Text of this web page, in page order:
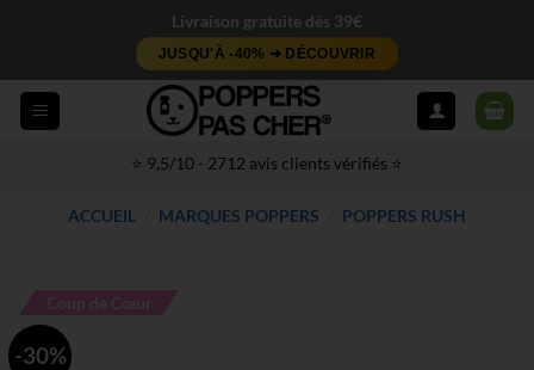
Livraison gratuite dès 39€
JUSQU'À -40% ➜ DÉCOUVRIR
⭐ 9,5/10 - 2712 avis clients vérifiés ⭐
ACCUEIL MARQUES POPPERS POPPERS RUSH
-30%